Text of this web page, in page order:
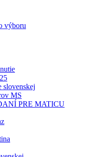
výboru
slovenskej
MS
PRE MATICU